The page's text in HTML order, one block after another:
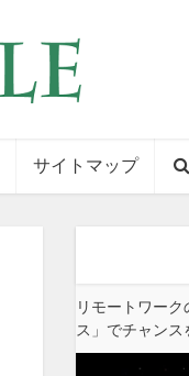
サイトマップ
リモートワー
ス」でチャンス